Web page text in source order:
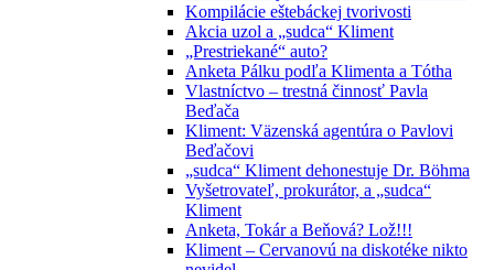
Kompilácie eštebáckej tvorivosti
Akcia uzol a „sudca“ Kliment
„Prestriekané“ auto?
Anketa Pálku podľa Klimenta a Tótha
Vlastníctvo – trestná činnosť Pavla
Beďača
Kliment: Väzenská agentúra o Pavlovi
Beďačovi
„sudca“ Kliment dehonestuje Dr. Böhma
Vyšetrovateľ, prokurátor, a „sudca“
Kliment
Anketa, Tokár a Beňová? Lož!!!
Kliment – Cervanovú na diskotéke nikto